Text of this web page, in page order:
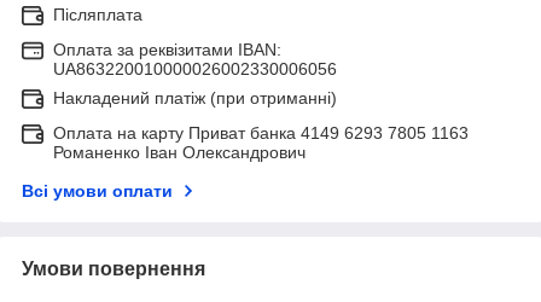
Післяплата
Оплата за реквізитами IBAN:
UA863220010000026002330006056
Накладений платіж (при отриманні)
Оплата на карту Приват банка 4149 6293 7805 1163
Романенко Іван Олександрович
Всі умови оплати
Умови повернення